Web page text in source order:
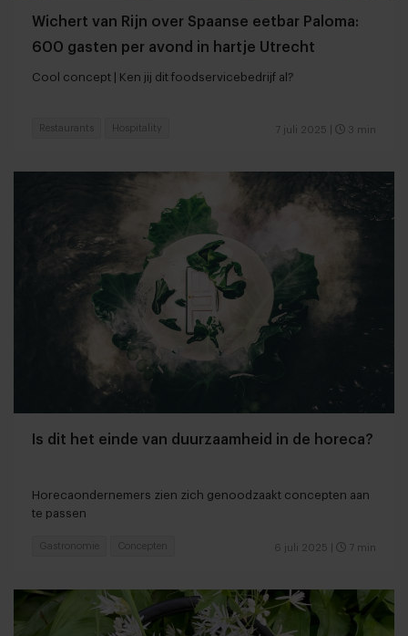
Wichert van Rijn over Spaanse eetbar Paloma:
600 gasten per avond in hartje Utrecht
Cool concept | Ken jij dit foodservicebedrijf al?
7 juli 2025 3 min
Restaurants Hospitality
Is dit het einde van duurzaamheid in de horeca?
Horecaondernemers zien zich genoodzaakt concepten aan
te passen
6 juli 2025 7 min
Gastronomie Concepten